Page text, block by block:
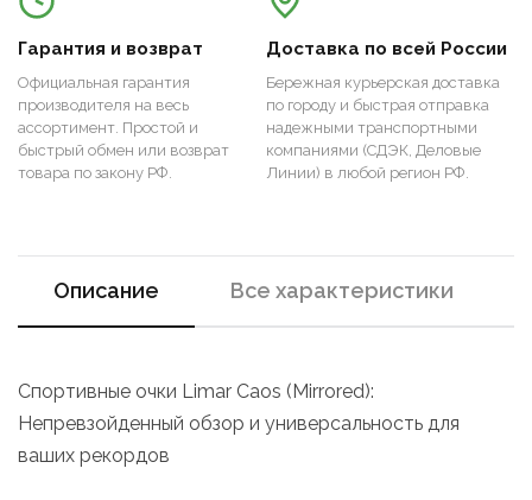
Гарантия и возврат
Официальная гарантия
производителя на весь
ассортимент. Простой и
быстрый обмен или возврат
товара по закону РФ.
Доставка по всей России
Бережная курьерская доставка
по городу и быстрая отправка
надежными транспортными
компаниями (СДЭК, Деловые
Линии) в любой регион РФ.
Описание Все характеристики
Спортивные очки Limar Caos (Mirrored):
Непревзойденный обзор и универсальность для
ваших рекордов